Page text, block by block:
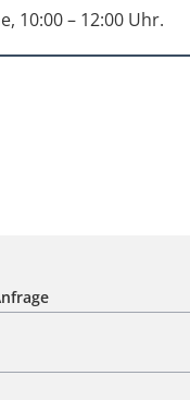
10:00 – 12:00 Uhr.